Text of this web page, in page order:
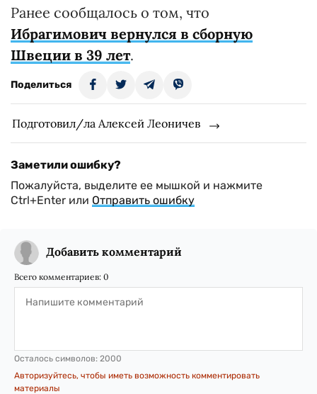
Ранее сообщалось о том, что
Ибрагимович вернулся в сборную
Швеции в 39 лет.
Поделиться
Подготовил/ла Алексей Леоничев
Заметили ошибку?
Пожалуйста, выделите ее мышкой и нажмите
Ctrl+Enter или Отправить ошибку
Добавить комментарий
Всего комментариев: 0
Осталось символов: 2000
Авторизуйтесь, чтобы иметь возможность комментировать
материалы